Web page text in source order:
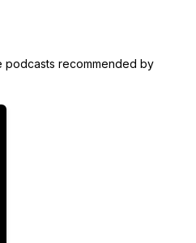
podcasts recommended by